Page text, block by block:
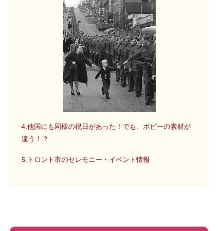
4.他国にも同様の祝日があった！でも、ポピーの素材が
違う！？
5.トロント市のセレモニー・イベント情報